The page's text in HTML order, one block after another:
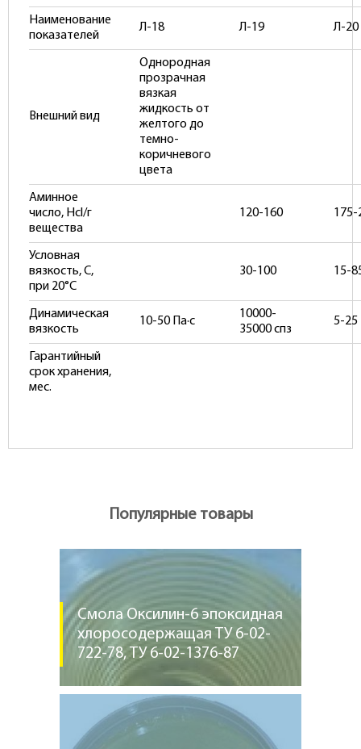
Наименование
показателей
Л-18 Л-19 Л-20
Внешний вид
Однородная
прозрачная
вязкая
жидкость от
желтого до
темно-
коричневого
цвета
Аминное
число, Нcl/г
вещества
120-160 175-
Условная
вязкость, С,
при 20°С
30-100 15-
Динамическая
вязкость
10-50 Па·с
10000-
35000 спз
5-25
Гарантийный
срок хранения,
мес.
Популярные товары
Смола Оксилин-6 эпоксидная
хлоросодержащая ТУ 6-02-
722-78, ТУ 6-02-1376-87